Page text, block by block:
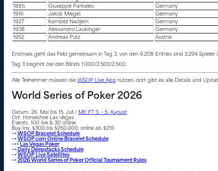
1885
Giuseppe Pantaleo
Germany
1916
Jakob Miegel
Germany
1927
Kambez Nadjem
Germany
1938
Alessandro Laubinger
Germany
1952
Andreas Putz Austria
Erstmals geht das Feld gemeinsam in Tag 3, von den 9.208 Entries sind 3.294
Tag 3 beginnt bei den Blinds 1.000/2.500/2.500.
Alle Teilnehmer müssen die WSOP Live Appnutzen, dort gibt es alle Details und
World Series of Poker 2026
Datum: 26. Mai bis 15. Juli / ME FT 3. – 5. August
Ort: Horseshoe Las Vegas
Events: 100 live & 30 online
Buy-Ins: $300 bis $250.000, online ab $215
–>WSOP Bracelet Schedule
–>WSOP.com Online Bracelet Schedule
–>> Las Vegas Poker
–> Daily Deepstacks Schedule
–>WSOP Live Satellites
–>2026 World Series of Poker Official Tournament Rules